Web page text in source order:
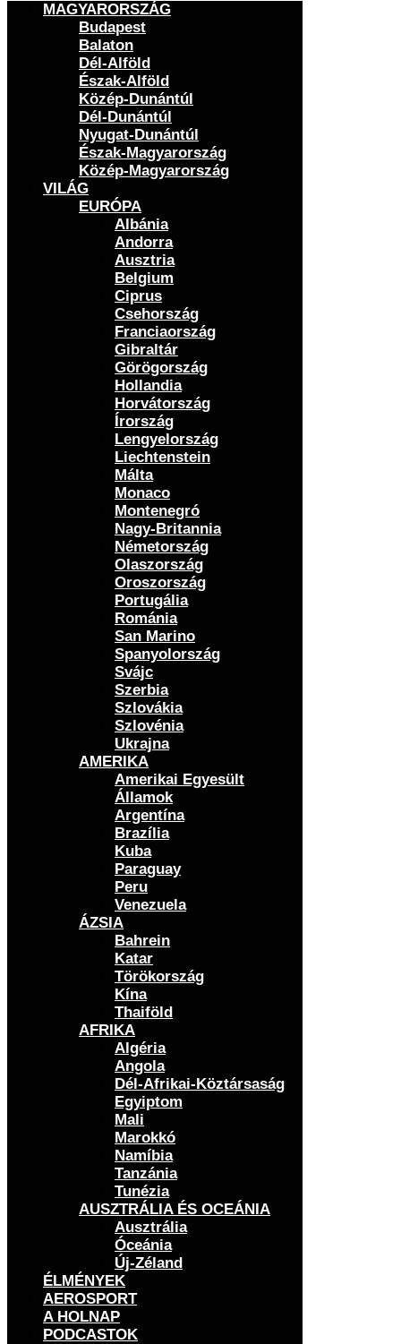
MAGYARORSZÁG
Budapest
Balaton
Dél-Alföld
Észak-Alföld
Közép-Dunántúl
Dél-Dunántúl
Nyugat-Dunántúl
Észak-Magyarország
Közép-Magyarország
VILÁG
EURÓPA
Albánia
Andorra
Ausztria
Belgium
Ciprus
Csehország
Franciaország
Gibraltár
Görögország
Hollandia
Horvátország
Írország
Lengyelország
Liechtenstein
Málta
Monaco
Montenegró
Nagy-Britannia
Németország
Olaszország
Oroszország
Portugália
Románia
San Marino
Spanyolország
Svájc
Szerbia
Szlovákia
Szlovénia
Ukrajna
AMERIKA
Amerikai Egyesült
Államok
Argentína
Brazília
Kuba
Paraguay
Peru
Venezuela
ÁZSIA
Bahrein
Katar
Törökország
Kína
Thaiföld
AFRIKA
Algéria
Angola
Dél-Afrikai-Köztársaság
Egyiptom
Mali
Marokkó
Namíbia
Tanzánia
Tunézia
AUSZTRÁLIA ÉS OCEÁNIA
Ausztrália
Óceánia
Új-Zéland
ÉLMÉNYEK
AEROSPORT
A HOLNAP
PODCASTOK